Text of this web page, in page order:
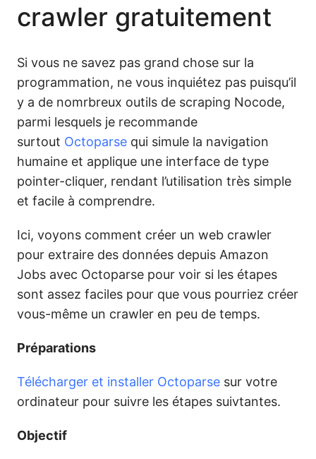
crawler gratuitement
Si vous ne savez pas grand chose sur la
programmation, ne vous inquiétez pas puisqu’il
y a de nomrbreux outils de scraping Nocode,
parmi lesquels je recommande
surtout Octoparse qui simule la navigation
humaine et applique une interface de type
pointer-cliquer, rendant l’utilisation très simple
et facile à comprendre.
Ici, voyons comment créer un web crawler
pour extraire des données depuis Amazon
Jobs avec Octoparse pour voir si les étapes
sont assez faciles pour que vous pourriez créer
vous-même un crawler en peu de temps.
Préparations
Télécharger et installer Octoparse sur votre
ordinateur pour suivre les étapes suivtantes.
Objectif